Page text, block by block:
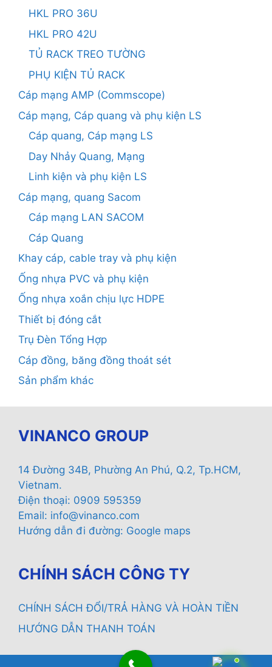
HKL PRO 36U
HKL PRO 42U
TỦ RACK TREO TƯỜNG
PHỤ KIỆN TỦ RACK
Cáp mạng AMP (Commscope)
Cáp mạng, Cáp quang và phụ kiện LS
Cáp quang, Cáp mạng LS
Day Nhảy Quang, Mạng
Linh kiện và phụ kiện LS
Cáp mạng, quang Sacom
Cáp mạng LAN SACOM
Cáp Quang
Khay cáp, cable tray và phụ kiện
Ống nhựa PVC và phụ kiện
Ống nhựa xoắn chịu lực HDPE
Thiết bị đóng cắt
Trụ Đèn Tổng Hợp
Cáp đồng, băng đồng thoát sét
Sản phẩm khác
VINANCO GROUP
14 Đường 34B, Phường An Phú, Q.2, Tp.HCM,
Vietnam.
Điện thoại: 0909 595359
Email: info@vinanco.com
Hướng dẫn đi đường: Google maps
CHÍNH SÁCH CÔNG TY
CHÍNH SÁCH ĐỔI/TRẢ HÀNG VÀ HOÀN TIỀN
HƯỚNG DẪN THANH TOÁN